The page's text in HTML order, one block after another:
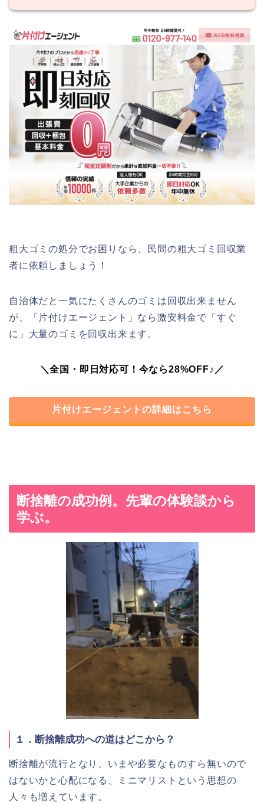
粗大ゴミの処分でお困りなら、民間の粗大ゴミ回収業
者に依頼しましょう！
自治体だと一気にたくさんのゴミは回収出来ません
が、「片付けエージェント」なら激安料金で「すぐ
に」大量のゴミを回収出来ます。
＼全国・即日対応可！今なら28%OFF♪／
片付けエージェントの詳細はこちら
断捨離の成功例。先輩の体験談から
学ぶ。
１．断捨離成功への道はどこから？
断捨離が流行となり、いまや必要なものすら無いので
はないかと心配になる、ミニマリストという思想の
人々も増えています。